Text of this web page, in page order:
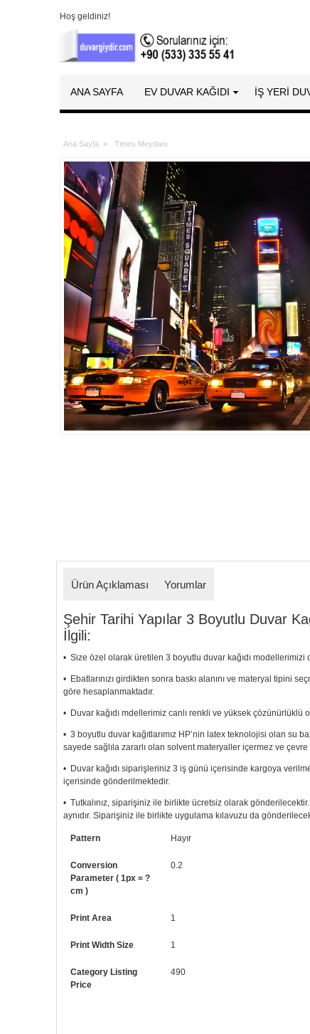
Hoş geldiniz!
ANA SAYFA EV DUVAR KAĞIDI İŞ YERİ
Ana Sayfa » Times Meydanı
Ürün Açıklaması Yorumlar
Şehir Tarihi Yapılar 3 Boyutlu Duvar
İlgili:
• Size özel olarak üretilen 3 boyutlu duvar kağıdı
• Ebatlarınızı girdikten sonra baskı alanını ve materyal tipini
göre hesaplanmaktadır.
• Duvar kağıdı mdellerimiz canlı renkli ve yüksek çözünürlüklü
• 3 boyutlu duvar kağıtlarımız HP’nin latex teknolojisi olan su
sayede sağlıla zararlı olan solvent materyaller içermez ve çevre
• Duvar kağıdı siparişleriniz 3 iş günü içerisinde kargoya
içerisinde gönderilmektedir.
• Tutkalınız, siparişiniz ile birlikte ücretsiz olarak
aynıdır. Siparişiniz ile birlikte uygulama kılavuzu da
• Resimli duvar kağıdı modelinizi siyah beyaz renklerde
Pattern Hayır
Conversion
Parameter ( 1px = ?
cm )
0.2
Print Area 1
Print Width Size 1
Category Listing
Price
490